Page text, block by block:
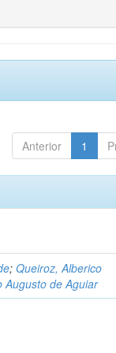
Anterior 1
;Queiroz, Alberico
Augusto de Aguiar